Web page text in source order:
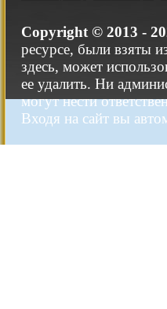
Copyright © 2013 -
ресурсе, были взяты
здесь, может
ее удалить. Ни
могут нести
Входя на сайт вы